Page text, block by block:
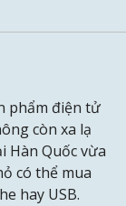
phẩm điện tử
còn xa lạ
Hàn Quốc vừa
có thể mua
hay USB.